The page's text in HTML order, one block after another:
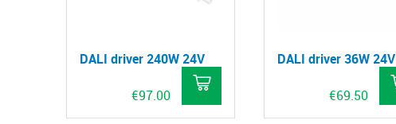
DALI driver 240W 24V
€97.00
DALI driver 36W 24V
€69.50